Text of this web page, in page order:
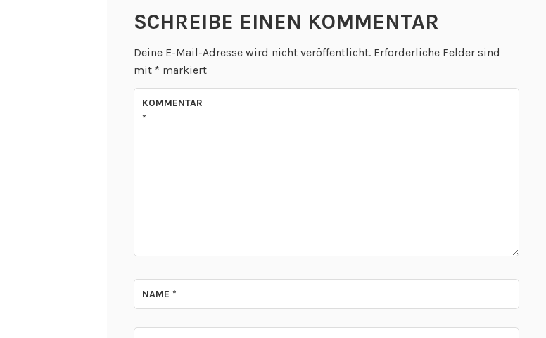
SCHREIBE EINEN KOMMENTAR
Deine E-Mail-Adresse wird nicht veröffentlicht. Erforderliche Felder sind
mit * markiert
KOMMENTAR
*
NAME *